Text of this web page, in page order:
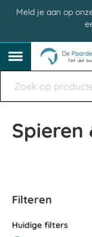
Meld je aan op
Spieren
Filteren
Huidige filters